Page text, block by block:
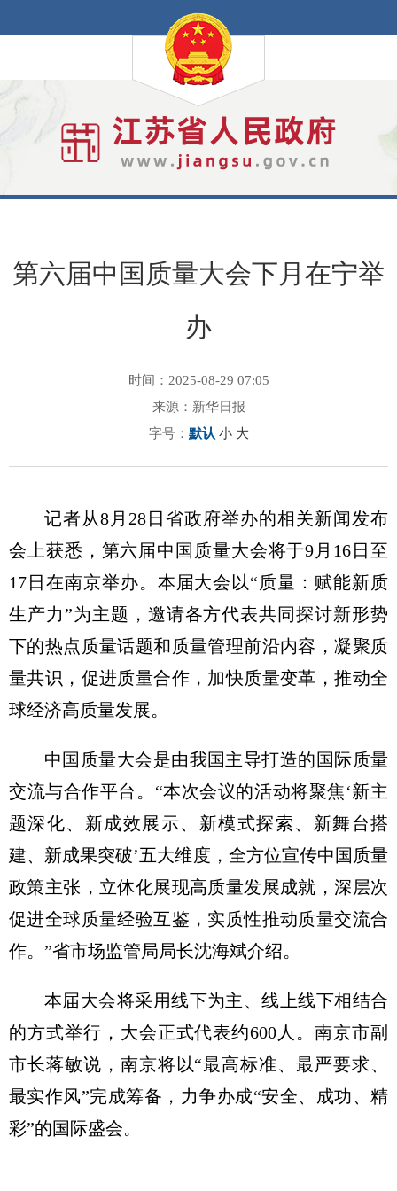
第六届中国质量大会下月在宁举
办
时间：2025-08-29 07:05
来源：新华日报
字号： 默认 小 大
记者从8月28日省政府举办的相关新闻发布
会上获悉，第六届中国质量大会将于9月16日至
17日在南京举办。本届大会以“质量：赋能新质
生产力”为主题，邀请各方代表共同探讨新形势
下的热点质量话题和质量管理前沿内容，凝聚质
量共识，促进质量合作，加快质量变革，推动全
球经济高质量发展。
中国质量大会是由我国主导打造的国际质量
交流与合作平台。“本次会议的活动将聚焦‘新主
题深化、新成效展示、新模式探索、新舞台搭
建、新成果突破’五大维度，全方位宣传中国质量
政策主张，立体化展现高质量发展成就，深层次
促进全球质量经验互鉴，实质性推动质量交流合
作。”省市场监管局局长沈海斌介绍。
本届大会将采用线下为主、线上线下相结合
的方式举行，大会正式代表约600人。南京市副
市长蒋敏说，南京将以“最高标准、最严要求、
最实作风”完成筹备，力争办成“安全、成功、精
彩”的国际盛会。